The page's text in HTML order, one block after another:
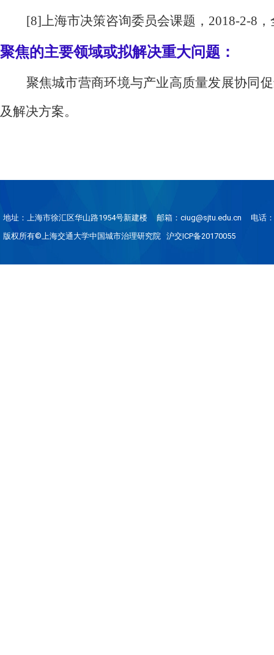
[8]上海市决策咨询委员会课题，2018-2-8
聚焦的主要领域或拟解决重大问题：
聚焦城市营商环境与产业高质量发展协同
及解决方案。
地址：上海市徐汇区华山路1954号新建楼 邮箱：ciug@sjtu.edu.cn 电话
版权所有©上海交通大学中国城市治理研究院 沪交ICP备20170055